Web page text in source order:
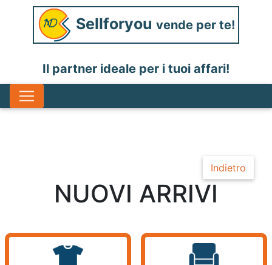
Sellforyou vende per te!
Il partner ideale per i tuoi affari!
Indietro
NUOVI ARRIVI